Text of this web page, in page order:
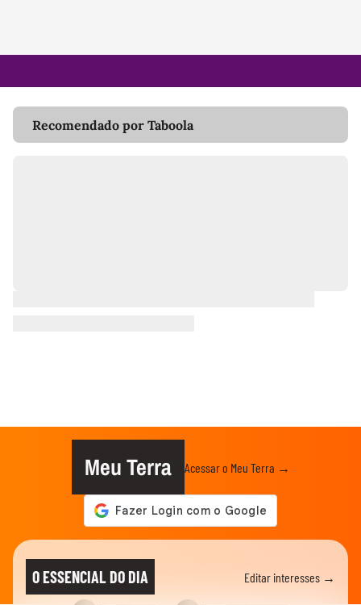
Recomendado por Taboola
Meu Terra Acessar o Meu Terra →
O ESSENCIAL DO DIA Editar interesses →